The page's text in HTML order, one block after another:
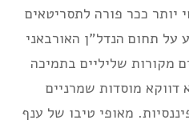
יותר ככר פורה לתסריטאים
על תחום הנדל”ן האורבאני
מקורות שליליים בתמיכה
דווקא מוסדות שמרניים
מאופי טיבו של ענף